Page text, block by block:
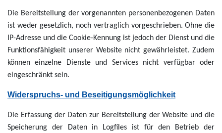
Die Bereitstellung der vorgenannten personenbezogenen Daten
ist weder gesetzlich, noch vertraglich vorgeschrieben. Ohne die
IP-Adresse und die Cookie-Kennung ist jedoch der Dienst und die
Funktionsfähigkeit unserer Website nicht gewährleistet. Zudem
können einzelne Dienste und Services nicht verfügbar oder
eingeschränkt sein.
Widerspruchs- und Beseitigungsmöglichkeit
Die Erfassung der Daten zur Bereitstellung der Website und die
Speicherung der Daten in Logfiles ist für den Betrieb der